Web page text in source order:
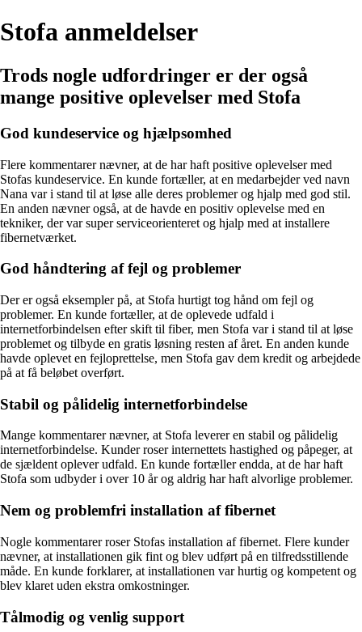
Stofa anmeldelser
Trods nogle udfordringer er der også
mange positive oplevelser med Stofa
God kundeservice og hjælpsomhed
Flere kommentarer nævner, at de har haft positive oplevelser med
Stofas kundeservice. En kunde fortæller, at en medarbejder ved navn
Nana var i stand til at løse alle deres problemer og hjalp med god stil.
En anden nævner også, at de havde en positiv oplevelse med en
tekniker, der var super serviceorienteret og hjalp med at installere
fibernetværket.
God håndtering af fejl og problemer
Der er også eksempler på, at Stofa hurtigt tog hånd om fejl og
problemer. En kunde fortæller, at de oplevede udfald i
internetforbindelsen efter skift til fiber, men Stofa var i stand til at løse
problemet og tilbyde en gratis løsning resten af året. En anden kunde
havde oplevet en fejloprettelse, men Stofa gav dem kredit og arbejdede
på at få beløbet overført.
Stabil og pålidelig internetforbindelse
Mange kommentarer nævner, at Stofa leverer en stabil og pålidelig
internetforbindelse. Kunder roser internettets hastighed og påpeger, at
de sjældent oplever udfald. En kunde fortæller endda, at de har haft
Stofa som udbyder i over 10 år og aldrig har haft alvorlige problemer.
Nem og problemfri installation af fibernet
Nogle kommentarer roser Stofas installation af fibernet. Flere kunder
nævner, at installationen gik fint og blev udført på en tilfredsstillende
måde. En kunde forklarer, at installationen var hurtig og kompetent og
blev klaret uden ekstra omkostninger.
Tålmodig og venlig support